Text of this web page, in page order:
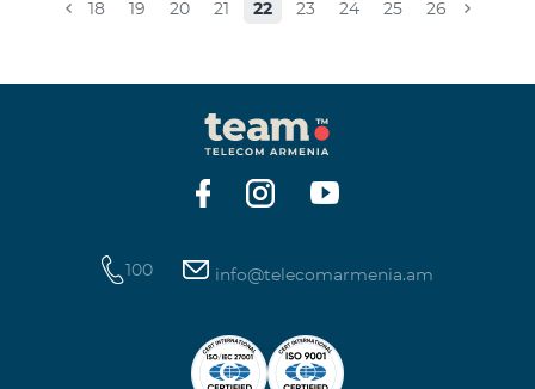
18 19 20 21 22 23 24 25 26
100 info@telecomarmenia.am